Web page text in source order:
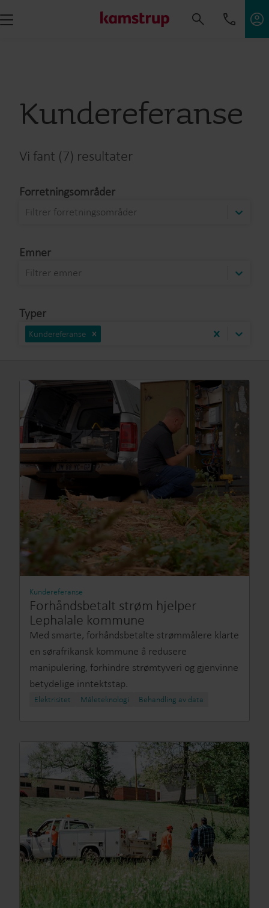
Kundereferanse
Vi fant (7) resultater
Forretningsområder
Filtrer forretningsområder
Emner
Filtrer emner
Typer
Kundereferanse
Kundereferanse
Forhåndsbetalt strøm hjelper
Lephalale kommune
Med smarte, forhåndsbetalte strømmålere klarte
en sørafrikansk kommune å redusere
manipulering, forhindre strømtyveri og gjenvinne
betydelige inntektstap.
Elektrisitet Måleteknologi Behandling av data